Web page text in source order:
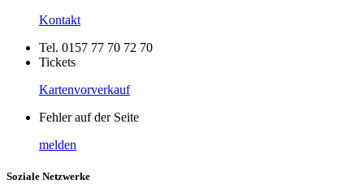
Kontakt
Tel. 0157 77 70 72 70
Tickets
Kartenvorverkauf
Fehler auf der Seite
melden
Soziale Netzwerke